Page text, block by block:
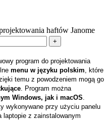
haftów Janome
program do projektowania
menu w języku polskim , które
temu z powodzeniem mogą go
. Program można
Windows, jak i macOS
wykonywane przy użyciu panelu
laptopie z zainstalowanym